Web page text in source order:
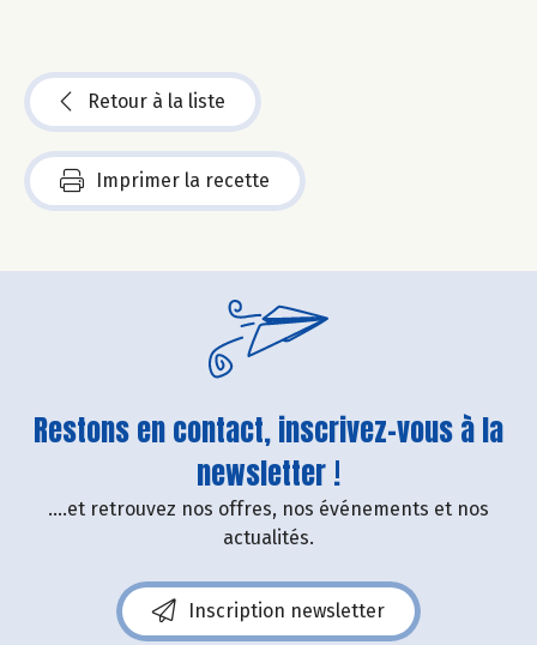
Retour à la liste
Imprimer la recette
Restons en contact, inscrivez-vous à la
newsletter !
....et retrouvez nos offres, nos événements et nos
actualités.
Inscription newsletter